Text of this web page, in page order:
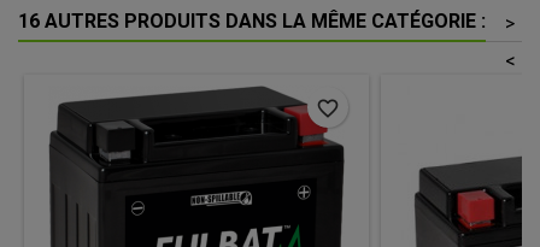
16 AUTRES PRODUITS DANS LA MÊME CATÉGORIE :
>
<
favorite_border